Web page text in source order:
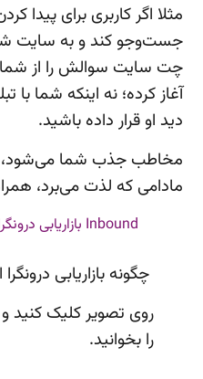
مثلا اگر کاربری برای پیدا
جست‌وجو کند و به سایت
چت سایت سوالش را از شما
آغاز کرده؛ نه اینکه شما
دید او قرار داده باشید.
مخاطب جذب شما می‌شود،
مادامی که لذت می‌برد،
چگونه بازاریابی
روی تصویر کلیک کنید
را بخوانید.